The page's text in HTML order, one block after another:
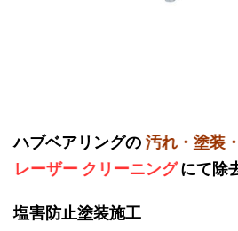
ハブベアリングの汚れ・塗装
レーザー クリーニングにて除
塩害防止塗装施工